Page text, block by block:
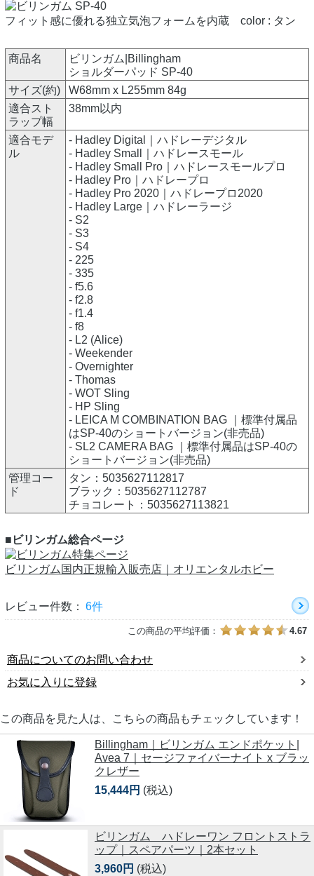
フィット感に優れる独立気泡フォームを内蔵 color : タン
商品名
ビリンガム|Billingham
ショルダーパッド SP-40
サイズ(約)
W68mm x L255mm 84g
適合スト
ラップ幅
38mm以内
適合モデ
ル
- Hadley Digital｜ハドレーデジタル
- Hadley Small｜ハドレースモール
- Hadley Small Pro｜ハドレースモールプロ
- Hadley Pro｜ハドレープロ
- Hadley Pro 2020｜ハドレープロ2020
- Hadley Large｜ハドレーラージ
- S2
- S3
- S4
- 225
- 335
- f5.6
- f2.8
- f1.4
- f8
- L2 (Alice)
- Weekender
- Overnighter
- Thomas
- WOT Sling
- HP Sling
- LEICA M COMBINATION BAG ｜標準付属品
はSP-40のショートバージョン(非売品)
- SL2 CAMERA BAG ｜標準付属品はSP-40の
ショートバージョン(非売品)
管理コー
ド
タン：5035627112817
ブラック：5035627112787
チョコレート：5035627113821
■ビリンガム総合ページ
ビリンガム国内正規輸入販売店｜オリエンタルホビー
レビュー件数： 6件
この商品の平均評価： 4.67
商品についてのお問い合わせ
お気に入りに登録
この商品を見た人は、こちらの商品もチェックしています！
Billingham｜ビリンガム エンドポケット|
Avea 7｜セージファイバーナイト x ブラッ
クレザー
15,444円 (税込)
ビリンガム ハドレーワン フロントストラ
ップ｜スペアパーツ｜2本セット
3,960円 (税込)